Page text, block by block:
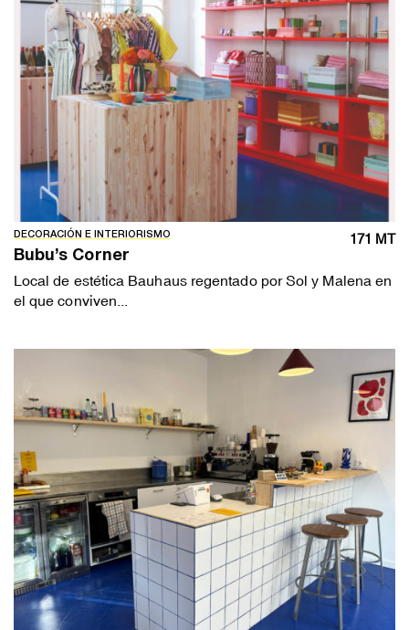
DECORACIÓN E INTERIORISMO 171 MT
Bubu’s Corner
Local de estética Bauhaus regentado por Sol y Malena en
el que conviven...